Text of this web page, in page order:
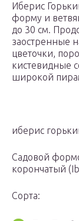
Иберис
форму и
до 30 см.
заостренные
цветочки,
кистевидные
широкой
иберис
Садовой
корончатый
Сорта: